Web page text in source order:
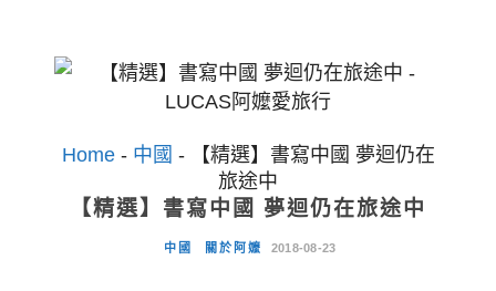
Home- 中國 -
【精選】書寫中國 夢迴仍在
旅途中
【精選】書寫中國 夢迴仍在旅途中
中國 關於阿嬤 2018-08-23